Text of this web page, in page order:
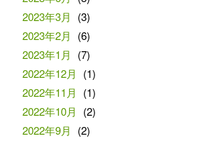
2023年3月
(3)
2023年2月
(6)
2023年1月
(7)
2022年12月
(1)
2022年11月
(1)
2022年10月
(2)
2022年9月
(2)